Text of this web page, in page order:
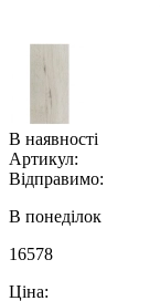
В наявності
Артикул:
Відправимо:
В понеділок
16578
Ціна: